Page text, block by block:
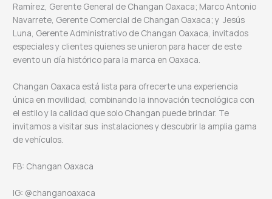
Ramírez, Gerente General de Changan Oaxaca; Marco Antonio
Navarrete, Gerente Comercial de Changan Oaxaca; y Jesús
Luna, Gerente Administrativo de Changan Oaxaca, invitados
especiales y clientes quienes se unieron para hacer de este
evento un día histórico para la marca en Oaxaca.
Changan Oaxaca está lista para ofrecerte una experiencia
única en movilidad, combinando la innovación tecnológica con
el estilo y la calidad que solo Changan puede brindar. Te
invitamos a visitar sus instalaciones y descubrir la amplia gama
de vehículos.
FB: Changan Oaxaca
IG: @changanoaxaca